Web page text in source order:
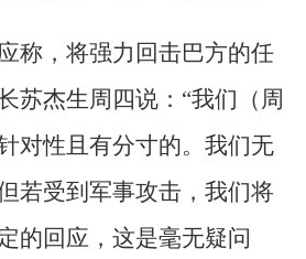
称，将强力回击巴方的任
苏杰生周四说：“我们（周
对性且有分寸的。我们无
若受到军事攻击，我们将
的回应，这是毫无疑问